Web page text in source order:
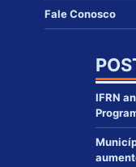
Fale Conosco
IFRN